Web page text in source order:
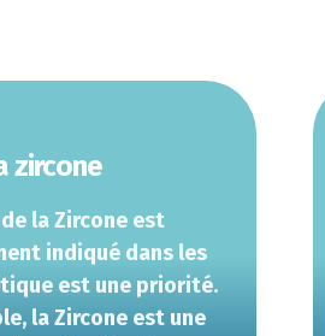
zircone
la Zircone est
indiqué dans les
est une priorité.
la Zircone est une